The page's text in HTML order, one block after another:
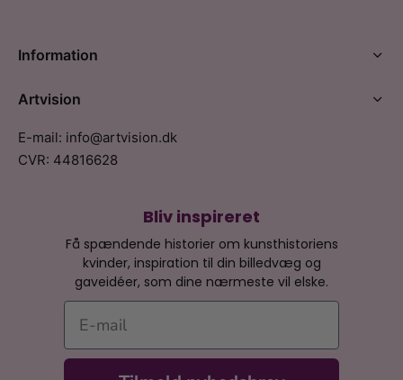
Bliv inspireret
Få spændende historier om kunsthistoriens
kvinder, inspiration til din billedvæg og
gaveidéer, som dine nærmeste vil elske.
E-mail
Information
Artvision
E-mail: info@artvision.dk
CVR: 44816628